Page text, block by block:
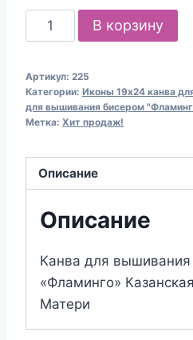
Количество
товара
для
вышивания
бисером
Икона
БМ
"Казанская"
В корзину
Артикул: 225
Категории: Иконы 19х24 канва
для вышивания бисером
Метка: Хит продаж!
Описание
Описание
Канва для
«Фламинго»
Матери